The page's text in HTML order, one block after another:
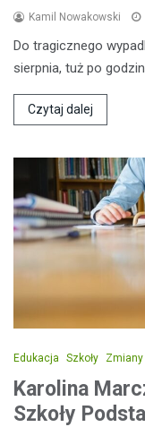
Kamil Nowakowski
Do tragicznego
sierpnia, tuż po
Czytaj dalej
Edukacja Szkoły
Karolina
Szkoły